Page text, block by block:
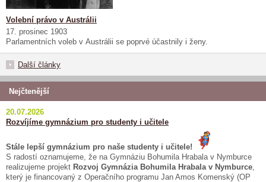
Volební právo v Austrálii
17. prosinec 1903
Parlamentních voleb v Austrálii se poprvé účastnily i ženy.
Další články
Nejčtenější
20.07.2026
Rozvíjíme gymnázium pro studenty i učitele
Stále lepší gymnázium pro naše studenty i učitele!
S radostí oznamujeme, že na Gymnáziu Bohumila Hrabala v Nymburce
realizujeme projekt Rozvoj Gymnázia Bohumila Hrabala v Nymburce
který je financovaný z Operačního programu Jan Amos Komenský (OP